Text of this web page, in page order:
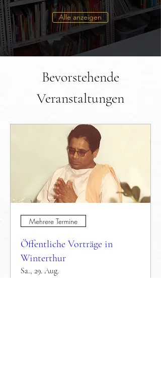
Alle anzeigen
Bevorstehende
Veranstaltungen
Mehrere Termine
Öffentliche Vorträge in
Winterthur
Sa., 29. Aug.